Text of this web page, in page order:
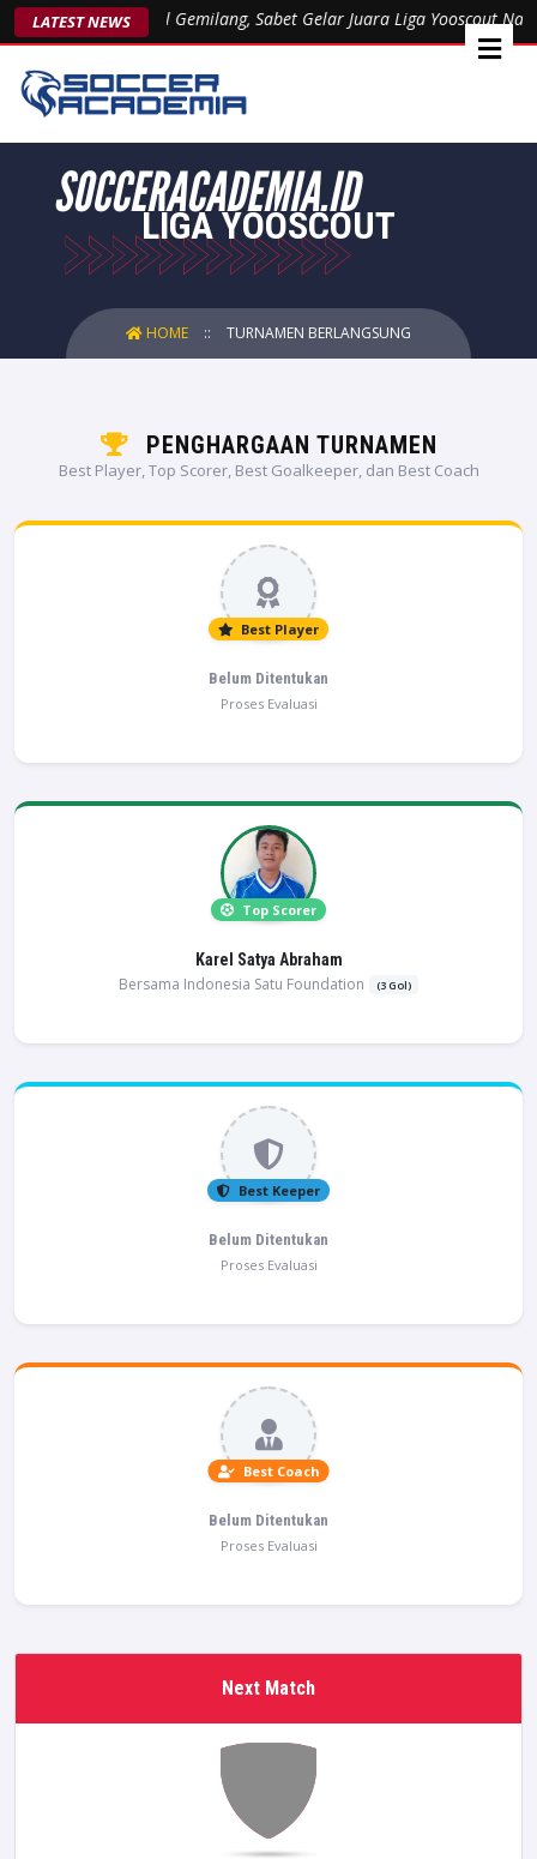
LATEST NEWS
United Tampil Gemilang, Sabet Gelar Juara Liga Yooscout
LIGA YOOSCOUT
HOME TURNAMEN BERLANGSUNG
PENGHARGAAN TURNAMEN
Best Player, Top Scorer, Best Goalkeeper, dan Best Coach
Best Player
Belum Ditentukan
Proses Evaluasi
Top Scorer
Karel Satya Abraham
Bersama Indonesia Satu Foundation (3 Gol)
Best Keeper
Belum Ditentukan
Proses Evaluasi
Best Coach
Belum Ditentukan
Proses Evaluasi
Next Match